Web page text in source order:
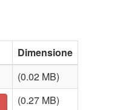
Dimensione
(0.02 MB)
(0.27 MB)